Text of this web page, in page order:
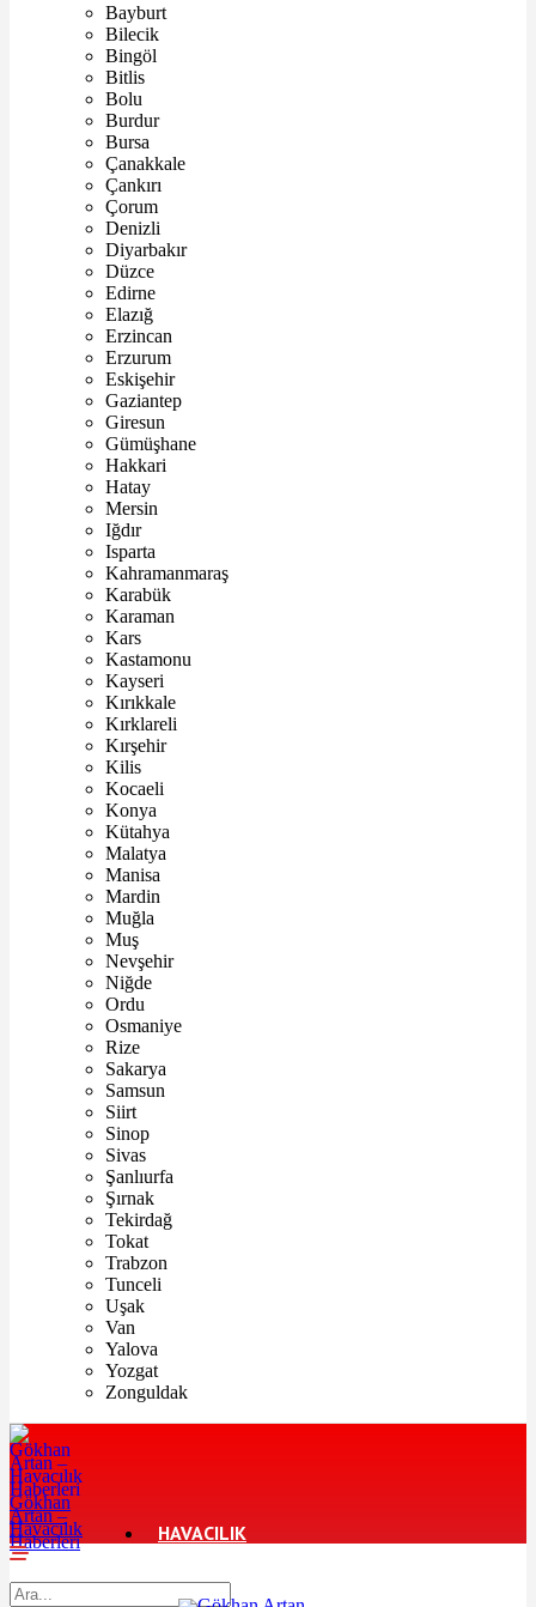
Bayburt
Bilecik
Bingöl
Bitlis
Bolu
Burdur
Bursa
Çanakkale
Çankırı
Çorum
Denizli
Diyarbakır
Düzce
Edirne
Elazığ
Erzincan
Erzurum
Eskişehir
Gaziantep
Giresun
Gümüşhane
Hakkari
Hatay
Mersin
Iğdır
Isparta
Kahramanmaraş
Karabük
Karaman
Kars
Kastamonu
Kayseri
Kırıkkale
Kırklareli
Kırşehir
Kilis
Kocaeli
Konya
Kütahya
Malatya
Manisa
Mardin
Muğla
Muş
Nevşehir
Niğde
Ordu
Osmaniye
Rize
Sakarya
Samsun
Siirt
Sinop
Sivas
Şanlıurfa
Şırnak
Tekirdağ
Tokat
Trabzon
Tunceli
Uşak
Van
Yalova
Yozgat
Zonguldak
Gökhan
Artan –
Havacılık
Haberleri HAVACILIK
TURIZM